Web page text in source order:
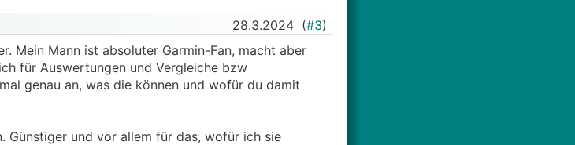
28.3.2024 (#3)
Mein Mann ist absoluter Garmin-Fan, macht aber
für Auswertungen und Vergleiche bzw
genau an, was die können und wofür du damit
Günstiger und vor allem für das, wofür ich sie